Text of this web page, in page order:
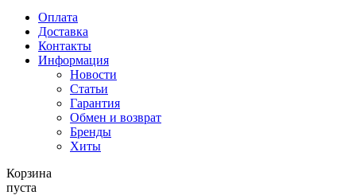
Оплата
Доставка
Контакты
Информация
Новости
Статьи
Гарантия
Обмен и возврат
Бренды
Хиты
Корзина
пуста